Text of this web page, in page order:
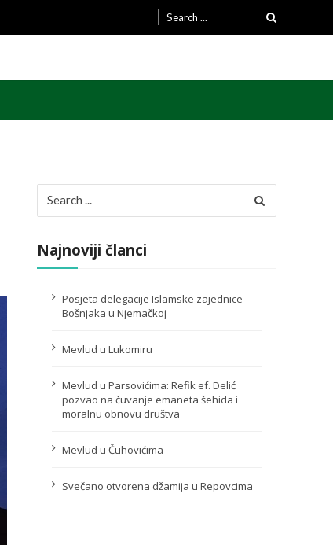
Search
for:
for:
Najnoviji članci
Posjeta delegacije Islamske zajednice
Bošnjaka u Njemačkoj
Mevlud u Lukomiru
Mevlud u Parsovićima: Refik ef. Delić
pozvao na čuvanje emaneta šehida i
moralnu obnovu društva
Mevlud u Čuhovićima
Svečano otvorena džamija u Repovcima